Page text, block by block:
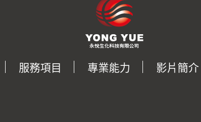
服務項目 專業能力 影片簡介